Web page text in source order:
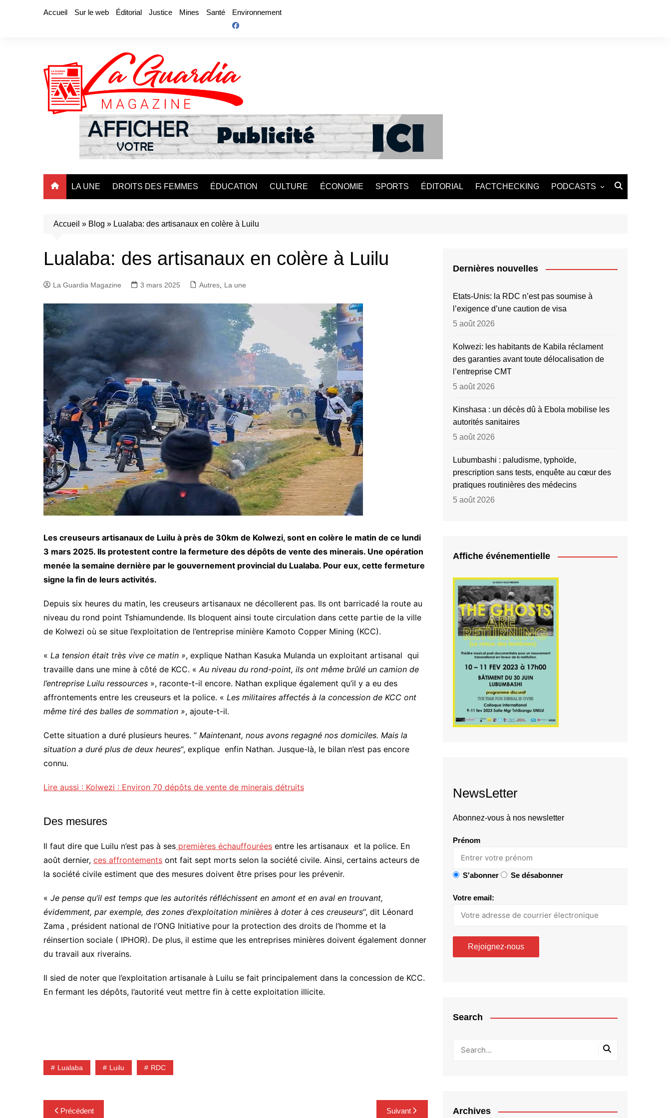
Accueil Sur le web Éditorial Justice Mines Santé Environnement
LA UNE DROITS DES FEMMES ÉDUCATION CULTURE ÉCONOMIE SPORTS ÉDITORIAL FACTCHECKING PODCASTS
Accueil » Blog » Lualaba: des artisanaux en colère à Luilu
Lualaba: des artisanaux en colère à Luilu
La Guardia Magazine 3 mars 2025 Autres, La une
Les creuseurs artisanaux de Luilu à près de 30km de Kolwezi, sont en colère le matin de ce lundi
3 mars 2025. Ils protestent contre la fermeture des dépôts de vente des minerais. Une opération
menée la semaine dernière par le gouvernement provincial du Lualaba. Pour eux, cette fermeture
signe la fin de leurs activités.
Depuis six heures du matin, les creuseurs artisanaux ne décollerent pas. Ils ont barricadé la route au
niveau du rond point Tshiamundende. Ils bloquent ainsi toute circulation dans cette partie de la ville
de Kolwezi où se situe l’exploitation de l’entreprise minière Kamoto Copper Mining (KCC).
« La tension était très vive ce matin », explique Nathan Kasuka Mulanda un exploitant artisanal qui
travaille dans une mine à côté de KCC. «Au niveau du rond-point, ils ont même brûlé un camion de
l’entreprise Luilu ressources », raconte-t-il encore. Nathan explique également qu’il y a eu des
affrontements entre les creuseurs et la police. « Les militaires affectés à la concession de KCC ont
même tiré des balles de sommation », ajoute-t-il.
Cette situation a duré plusieurs heures. ” Maintenant, nous avons regagné nos domiciles. Mais la
situation a duré plus de deux heures“, explique enfin Nathan. Jusque-là, le bilan n’est pas encore
connu.
Lire aussi : Kolwezi : Environ 70 dépôts de vente de minerais détruits
Des mesures
Il faut dire que Luilu n’est pas à ses premières échauffourées entre les artisanaux et la police. En
août dernier, ces affrontements ont fait sept morts selon la société civile. Ainsi, certains acteurs de
la société civile estiment que des mesures doivent être prises pour les prévenir.
« Je pense qu’il est temps que les autorités réfléchissent en amont et en aval en trouvant,
évidemment, par exemple, des zones d’exploitation minières à doter à ces creuseurs“, dit Léonard
Zama , président national de l’ONG Initiative pour la protection des droits de l’homme et la
réinsertion sociale ( IPHOR). De plus, il estime que les entreprises minières doivent également donner
du travail aux riverains.
Il sied de noter que l’exploitation artisanale à Luilu se fait principalement dans la concession de KCC.
En fermant les dépôts, l’autorité veut mettre fin à cette exploitation illicite.
Lualaba Luilu RDC
Navigation
Précédent Suivant
Dernières nouvelles
Etats-Unis: la RDC n’est pas soumise à
l’exigence d’une caution de visa
5 août 2026
Kolwezi: les habitants de Kabila réclament
des garanties avant toute délocalisation de
l’entreprise CMT
5 août 2026
Kinshasa : un décès dû à Ebola mobilise les
autorités sanitaires
5 août 2026
Lubumbashi : paludisme, typhoïde,
prescription sans tests, enquête au cœur des
pratiques routinières des médecins
5 août 2026
Affiche événementielle
NewsLetter
Abonnez-vous à nos newsletter
Prénom
S'abonner Se désabonner
Votre email:
Search
Archives